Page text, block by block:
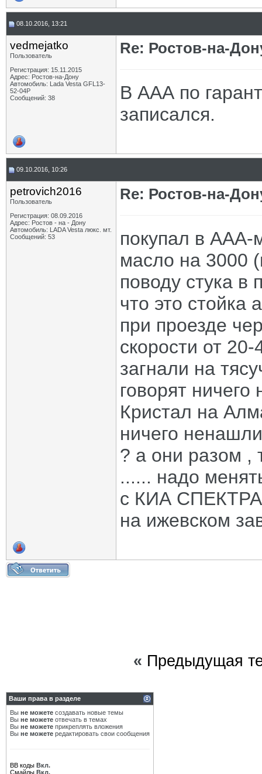
08.10.2016, 13:21
vedmejatko
Пользователь
Регистрация: 15.11.2015
Адрес: Ростов-на-Дону
Автомобиль: Lada Vesta GFL13-
52-04P
Сообщений: 38
Re: Ростов-на-
В ААА по
записался.
09.10.2016, 10:26
petrovich2016
Пользователь
Регистрация: 08.09.2016
Адрес: Ростов - на - Дону
Автомобиль: LADA Vesta люкс. мт.
Сообщений: 53
Re: Ростов-на-
покупал в ААА-
масло на 3000
поводу стука в
что это стойка
при проезде
скорости от
загнали на
говорят
Кристал на
ничего
? а они разом ,
...... надо
с КИА СПЕКТРА
на ижевском
« Предыдущая
Ваши права в разделе
Вы не можете создавать новые темы
Вы не можете отвечать в темах
Вы не можете прикреплять вложения
Вы не можете редактировать свои сообщения
BB коды Вкл.
Смайлы Вкл.